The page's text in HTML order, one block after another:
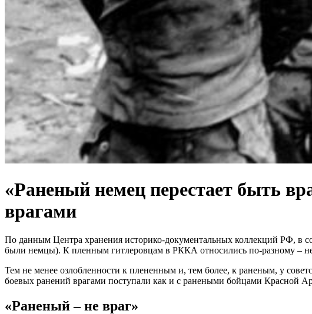
«Раненый немец перестает быть
врагами
По данным Центра хранения историко-документальных коллекций РФ, в
были немцы). К пленным гитлеровцам в РККА относились по-разному –
Тем не менее озлобленности к плененным и, тем более, к раненым, у
боевых ранений врагами поступали как и с ранеными бойцами Красной
«Раненый – не враг»